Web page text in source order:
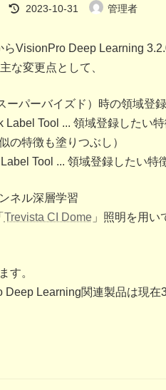
最
終
新
日
時
2023-10-31 管理者
VisionPro Deep Learning
な変更点として、
ーパーバイズド）時の領域登
Tool ... 領域登録したい
の特徴も塗りつぶし）
Tool ... 領域登録したい特
ネル深層学習
Trevista CI Dome」照明を用い
す。
Deep Learning関連製品は現